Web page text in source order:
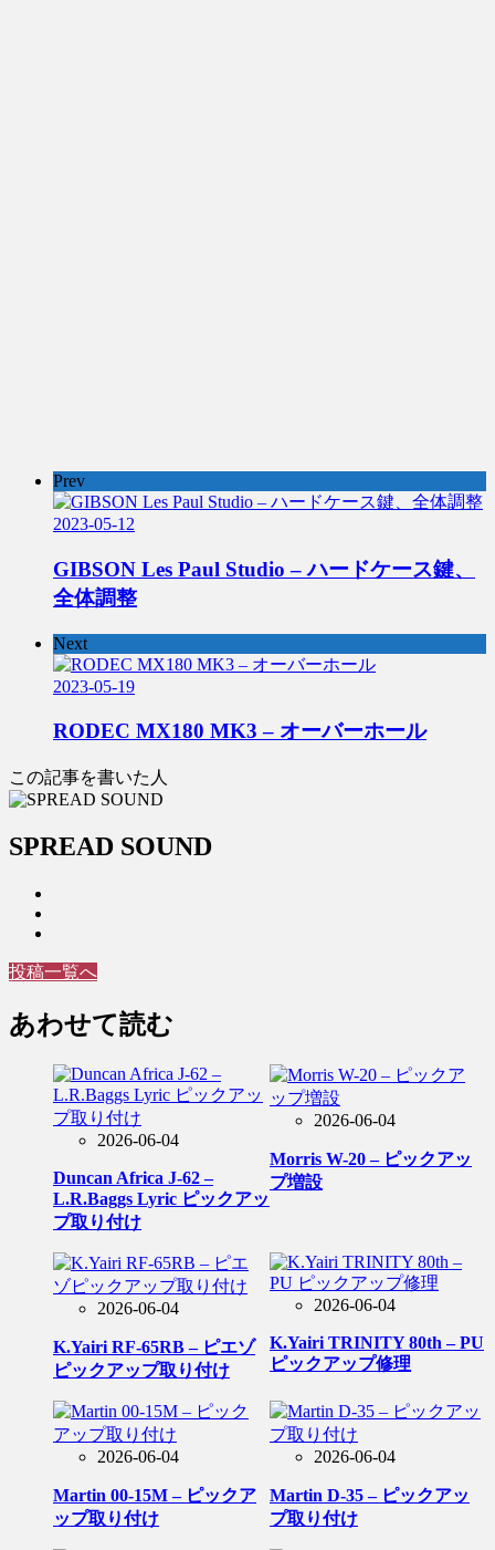
Prev
2023-05-12
GIBSON Les Paul Studio – ハードケース鍵、
全体調整
Next
2023-05-19
RODEC MX180 MK3 – オーバーホール
この記事を書いた人
SPREAD SOUND
投稿一覧へ
あわせて読む
2026-06-04
Duncan Africa J-62 –
L.R.Baggs Lyric ピックアッ
プ取り付け
2026-06-04
Morris W-20 – ピックアッ
プ増設
2026-06-04
K.Yairi RF-65RB – ピエゾ
ピックアップ取り付け
2026-06-04
K.Yairi TRINITY 80th – PU
ピックアップ修理
2026-06-04
Martin 00-15M – ピックア
ップ取り付け
2026-06-04
Martin D-35 – ピックアッ
プ取り付け